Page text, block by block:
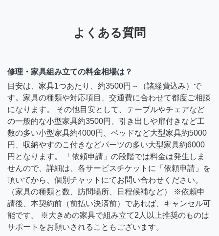
よくある質問
修理・家具組み立ての料金相場は？
目安は、家具1つあたり、約3500円～（諸経費込み）で
す。家具の種類や対応項目、交通費に合わせて都度ご相談
になります。 その他目安として、テーブルやチェアなど
の一般的な小型家具約3500円、引き出しや扉付きなど工
数の多い小型家具約4000円、ベッドなど大型家具約5000
円、収納やすのこ付きなどパーツの多い大型家具約6000
円となります。 「依頼申請」の段階では料金は発生しま
せんので、詳細は、各サービスチケットに「依頼申請」を
頂いてから、個別チャットにてお問い合わせください。
（家具の種類と数、訪問場所、日程候補など） ※依頼申
請後、本契約前（前払い決済前）であれば、キャンセル可
能です。 ※大きめの家具で組み立て2人以上推奨のものは
サポートをお願いされることもございます。